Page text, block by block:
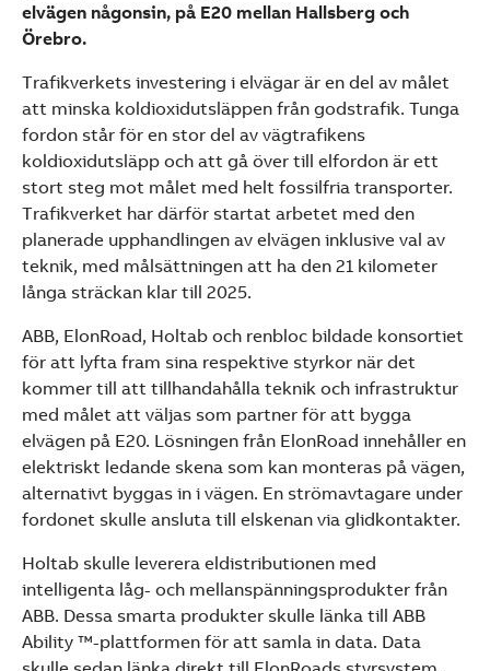
Suggestions
Products
See more products
elvägen någonsin, på E20 mellan Hallsberg och
Örebro.
Trafikverkets investering i elvägar är en del av målet
att minska koldioxidutsläppen från godstrafik. Tunga
fordon står för en stor del av vägtrafikens
koldioxidutsläpp och att gå över till elfordon är ett
stort steg mot målet med helt fossilfria transporter.
Trafikverket har därför startat arbetet med den
planerade upphandlingen av elvägen inklusive val av
teknik, med målsättningen att ha den 21 kilometer
långa sträckan klar till 2025.
ABB, ElonRoad, Holtab och renbloc bildade konsortiet
för att lyfta fram sina respektive styrkor när det
kommer till att tillhandahålla teknik och infrastruktur
med målet att väljas som partner för att bygga
elvägen på E20. Lösningen från ElonRoad innehåller en
elektriskt ledande skena som kan monteras på vägen,
alternativt byggas in i vägen. En strömavtagare under
fordonet skulle ansluta till elskenan via glidkontakter.
Holtab skulle leverera eldistributionen med
intelligenta låg- och mellanspänningsprodukter från
ABB. Dessa smarta produkter skulle länka till ABB
Ability ™-plattformen för att samla in data. Data